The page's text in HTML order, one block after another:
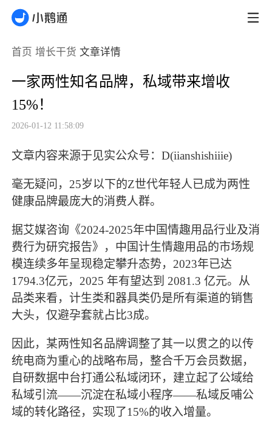
首页 增长干货 文章详情
一家两性知名品牌，私域带来增收
15%！
2026-01-12 11:58:09
文章内容来源于见实公众号：D(iianshishiiie)
毫无疑问， 25岁以下的Z世代年轻人已成为两性
健康品牌最庞大的消费人群。
据艾媒咨询《2024-2025年中国情趣用品行业及消
费行为研究报告》，中国计生情趣用品的市场规
模连续多年呈现稳定攀升态势，2023年已达
1794.3亿元，2025 年有望达到 2081.3 亿元。从
品类来看，计生类和器具类仍是所有渠道的销售
大头，仅避孕套就占比3成。
因此，某两性知名品牌调整了其一以贯之的以传
统电商为重心的战略布局，整合千万会员数据，
自研数据中台打通公私域闭环，建立起了公域给
私域引流——沉淀在私域小程序——私域反哺公
域的转化路径，实现了15%的收入增量。